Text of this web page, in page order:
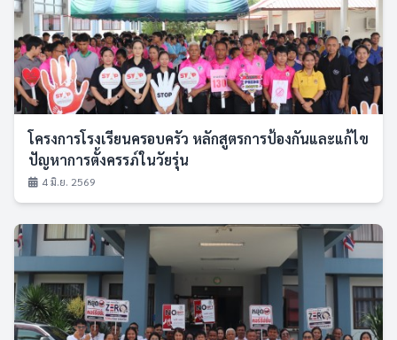
โครงการโรงเรียนครอบครัว หลักสูตรการป้องกันและแก้ไข
ปัญหาการตั้งครรภ์ในวัยรุ่น
4 มิ.ย. 2569